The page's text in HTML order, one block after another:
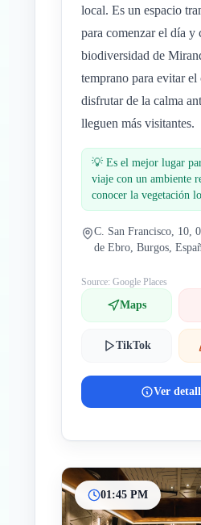
local. Es un espacio
para comenzar el día y
biodiversidad de
temprano para evitar el
disfrutar de la calma
lleguen más visitantes.
💡 Es el mejor lugar
viaje con un ambiente
conocer la vegetación
C. San Francisco, 10,
de Ebro, Burgos,
Source: Google Places
Maps
TikTok
Ver
01:45 PM